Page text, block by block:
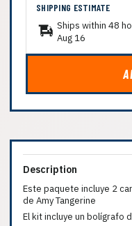
SHIPPING ESTIMATE
Ships within 48
Aug 16
Description
Este paquete incluye 2
de Amy Tangerine
El kit incluye un bolígrafo